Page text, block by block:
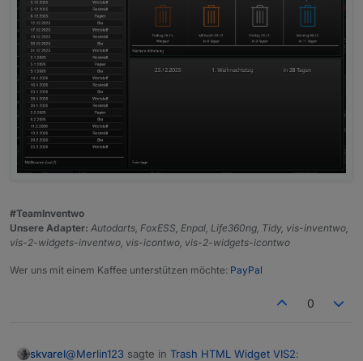
#TeamInventwo
Unsere Adapter: Autodarts, FoxESS, Enpal, Life360ng, Tidy, vis-inventwo,
vis-2-widgets-inventwo, vis-icontwo, vis-2-widgets-icontwo
Wer uns mit einem Kaffee unterstützen möchte: PayPal
0
skvarel@Merlin123 sagte in Trash HTML Widget VIS2: